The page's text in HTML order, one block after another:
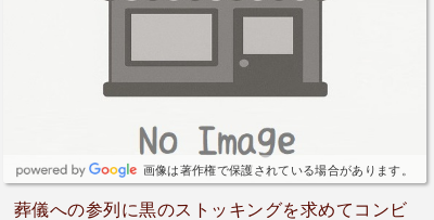
画像は著作権で保護されている場合があります。
葬儀への参列に黒のストッキングを求めてコンビ